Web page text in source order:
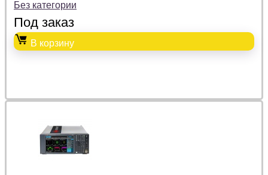
Без категории
Под заказ
В корзину